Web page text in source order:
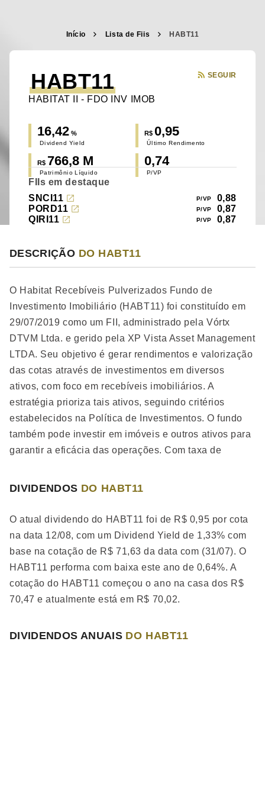
Início Lista de Fiis HABT11
HABT11
HABITAT II - FDO INV IMOB
SEGUIR
16,42 %
Dividend Yield
R$ 0,95
Último Rendimento
R$ 766,8 M
Patrimônio Líquido
0,74
P/VP
FIIs em destaque
SNCI11
0,88
PORD11
0,87
QIRI11
0,87
DESCRIÇÃO DO HABT11
O Habitat Recebíveis Pulverizados Fundo de
Investimento Imobiliário (HABT11) foi constituído em
29/07/2019 como um FII, administrado pela Vórtx
DTVM Ltda. e gerido pela XP Vista Asset Management
LTDA. Seu objetivo é gerar rendimentos e valorização
das cotas através de investimentos em diversos
ativos, com foco em recebíveis imobiliários. A
estratégia prioriza tais ativos, seguindo critérios
estabelecidos na Política de Investimentos. O fundo
também pode investir em imóveis e outros ativos para
garantir a eficácia das operações. Com taxa de
DIVIDENDOS DO HABT11
O atual dividendo do HABT11 foi de R$ 0,95 por cota
na data 12/08, com um Dividend Yield de 1,33% com
base na cotação de R$ 71,63 da data com (31/07). O
HABT11 performa com baixa este ano de 0,64%. A
cotação do HABT11 começou o ano na casa dos R$
70,47 e atualmente está em R$ 70,02.
DIVIDENDOS ANUAIS DO HABT11